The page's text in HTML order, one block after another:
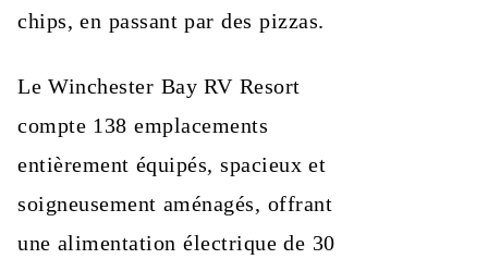
chips, en passant par des pizzas.
Le Winchester Bay RV Resort
compte 138 emplacements
entièrement équipés, spacieux et
soigneusement aménagés, offrant
une alimentation électrique de 30